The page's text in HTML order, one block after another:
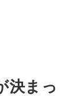
決まっ